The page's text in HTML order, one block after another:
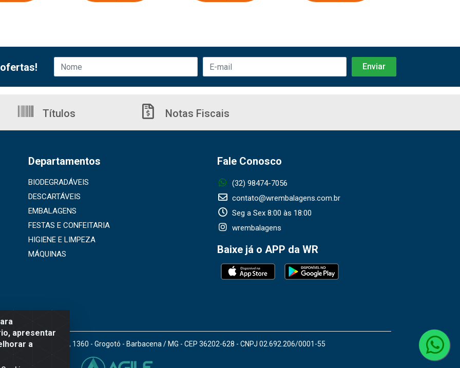
apresentar
a
Títulos Notas Fiscais
Departamentos
BIODEGRADÁVEIS
DESCARTÁVEIS
EMBALAGENS
FESTAS E CONFEITARIA
HIGIENE E LIMPEZA
MÁQUINAS
Fale Conosco
(32) 98474-7056
contato@wrembalagens.com.br
Seg a Sex 8:00 às 18:00
wrembalagens
Baixe já o APP da WR
Gomes de Araújo, 1360 - Grogotó - Barbacena / MG - CEP 36202-628 - CNPJ 02.692.206/0001-55